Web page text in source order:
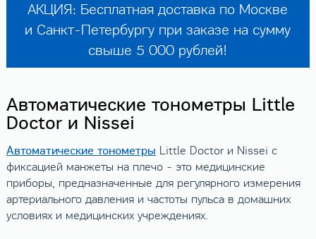
АКЦИЯ: Бесплатная доставка по Москве
и Санкт-Петербургу при заказе на сумму
свыше 5 000 рублей!
Автоматические тонометры Little
Doctor и Nissei
Автоматические тонометры Little Doctor и Nissei с
фиксацией манжеты на плечо - это медицинские
приборы, предназначенные для регулярного измерения
артериального давления и частоты пульса в домашних
условиях и медицинских учреждениях.